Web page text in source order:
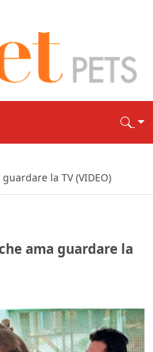
la TV (VIDEO)
ama guardare la